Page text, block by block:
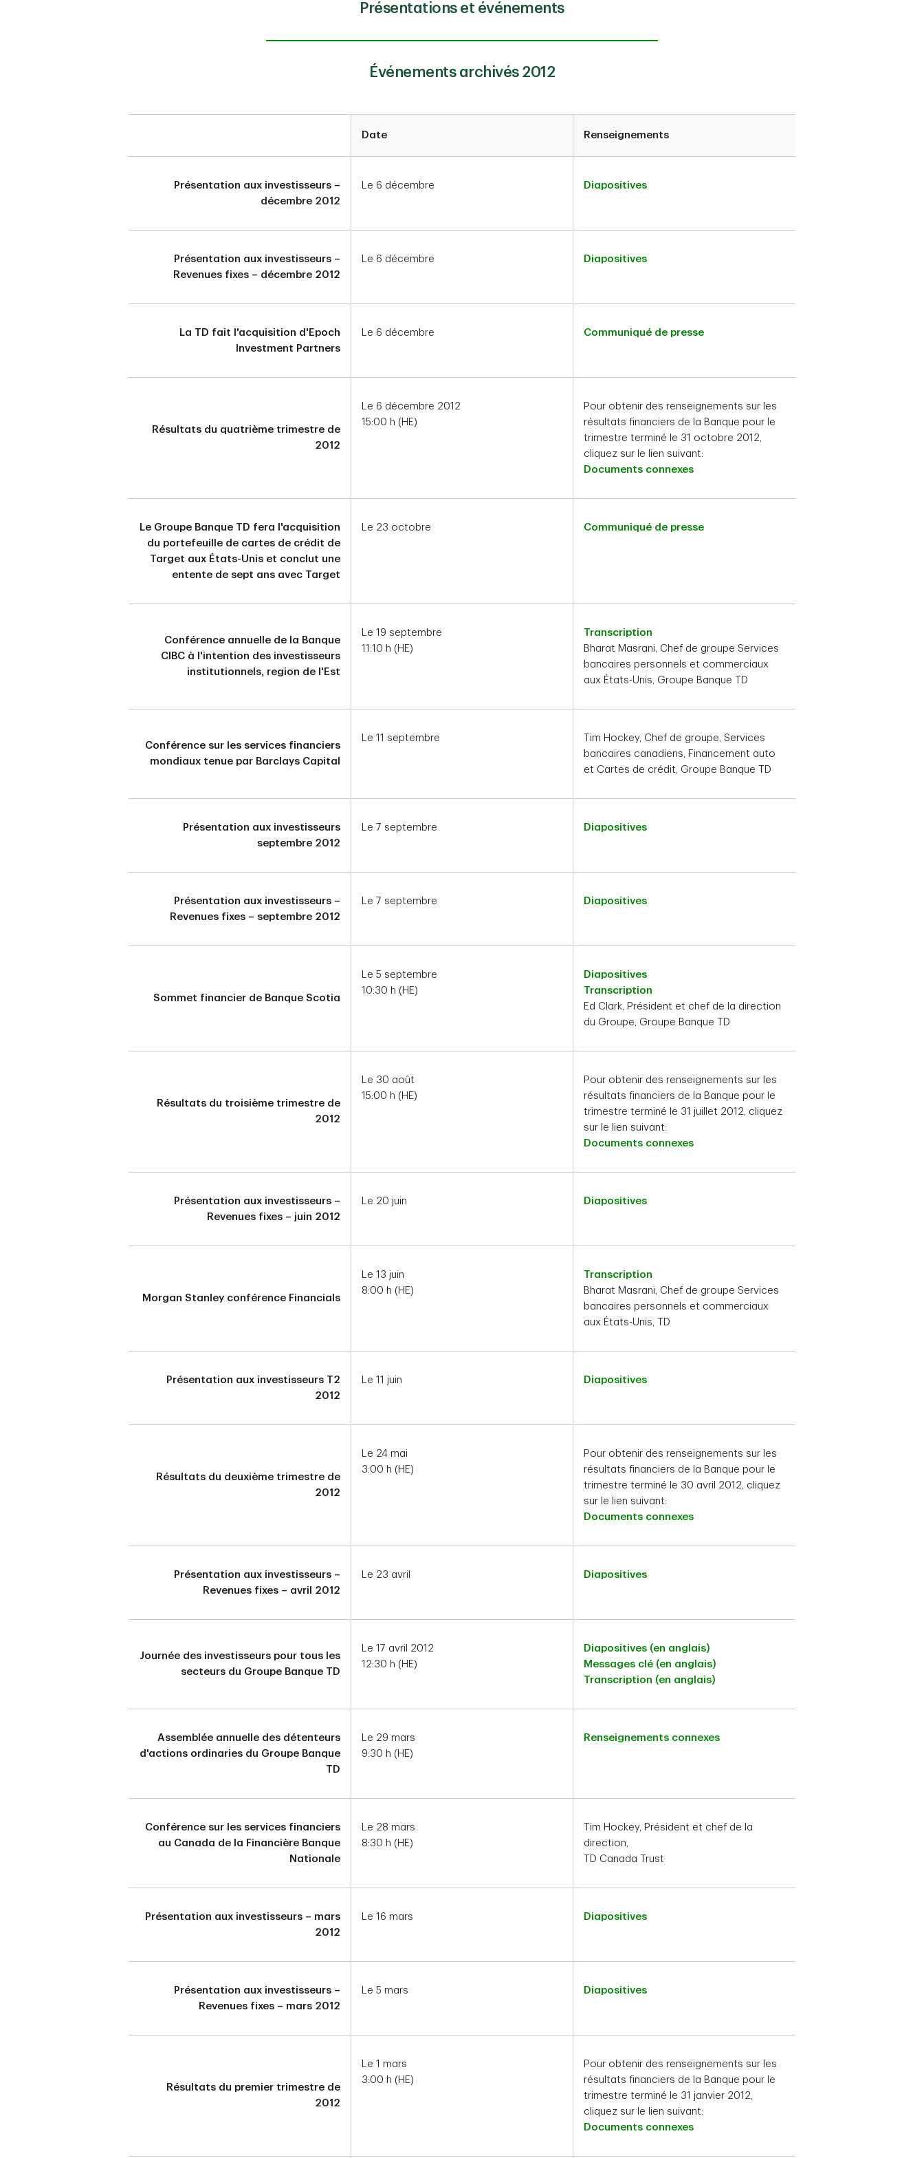
Présentations et événements
Événements archivés 2012
Date Renseignements
Présentation aux investisseurs –
décembre 2012
Le 6 décembre Diapositives
Présentation aux investisseurs –
Revenues fixes – décembre 2012
Le 6 décembre Diapositives
La TD fait l'acquisition d'Epoch
Investment Partners
Le 6 décembre Communiqué de presse
Résultats du quatrième trimestre de
2012
Le 6 décembre 2012
15:00 h (HE)
Pour obtenir des renseignements sur les
résultats financiers de la Banque pour le
trimestre terminé le 31 octobre 2012,
cliquez sur le lien suivant:
Documents connexes
Le Groupe Banque TD fera l'acquisition
du portefeuille de cartes de crédit de
Target aux États-Unis et conclut une
entente de sept ans avec Target
Le 23 octobre Communiqué de presse
Conférence annuelle de la Banque
CIBC à l'intention des investisseurs
institutionnels, region de l'Est
Le 19 septembre
11:10 h (HE)
Transcription
Bharat Masrani, Chef de groupe Services
bancaires personnels et commerciaux
aux États-Unis, Groupe Banque TD
Conférence sur les services financiers
mondiaux tenue par Barclays Capital
Le 11 septembre
Tim Hockey, Chef de groupe, Services
bancaires canadiens, Financement auto
et Cartes de crédit, Groupe Banque TD
Présentation aux investisseurs
septembre 2012
Le 7 septembre Diapositives
Présentation aux investisseurs –
Revenues fixes – septembre 2012
Le 7 septembre Diapositives
Sommet financier de Banque Scotia
Le 5 septembre
10:30 h (HE)
Diapositives
Transcription
Ed Clark, Président et chef de la direction
du Groupe, Groupe Banque TD
Résultats du troisième trimestre de
2012
Le 30 août
15:00 h (HE)
Pour obtenir des renseignements sur les
résultats financiers de la Banque pour le
trimestre terminé le 31 juillet 2012, cliquez
sur le lien suivant:
Documents connexes
Présentation aux investisseurs –
Revenues fixes – juin 2012
Le 20 juin Diapositives
Morgan Stanley conférence Financials
Le 13 juin
8:00 h (HE)
Transcription
Bharat Masrani, Chef de groupe Services
bancaires personnels et commerciaux
aux États-Unis, TD
Présentation aux investisseurs T2
2012
Le 11 juin Diapositives
Résultats du deuxième trimestre de
2012
Le 24 mai
3:00 h (HE)
Pour obtenir des renseignements sur les
résultats financiers de la Banque pour le
trimestre terminé le 30 avril 2012, cliquez
sur le lien suivant:
Documents connexes
Présentation aux investisseurs –
Revenues fixes – avril 2012
Le 23 avril Diapositives
Journée des investisseurs pour tous les
secteurs du Groupe Banque TD
Le 17 avril 2012
12:30 h (HE)
Diapositives (en anglais)
Messages clé (en anglais)
Transcription (en anglais)
Assemblée annuelle des détenteurs
d'actions ordinaries du Groupe Banque
TD
Le 29 mars
9:30 h (HE)
Renseignements connexes
Conférence sur les services financiers
au Canada de la Financière Banque
Nationale
Le 28 mars
8:30 h (HE)
Tim Hockey, Président et chef de la
direction,
TD Canada Trust
Présentation aux investisseurs – mars
2012
Le 16 mars Diapositives
Présentation aux investisseurs –
Revenues fixes – mars 2012
Le 5 mars Diapositives
Résultats du premier trimestre de
2012
Le 1 mars
3:00 h (HE)
Pour obtenir des renseignements sur les
résultats financiers de la Banque pour le
trimestre terminé le 31 janvier 2012,
cliquez sur le lien suivant:
Documents connexes